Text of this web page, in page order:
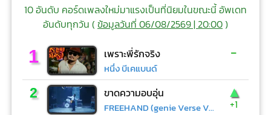
10 อันดับ คอร์ดเพลงใหม่มาแรงเป็นที่นิยมในขณะนี้ อัพเดท
อันดับทุกวัน (ข้อมูลวันที่ 06/08/2569 | 20:00)
1 เพราะพี่รักจริง
หนึ่ง บีเคแบนด์
-
2 ขาดความอบอุ่น
FREEHAND (genie Verse Vol.1)
▲
+1